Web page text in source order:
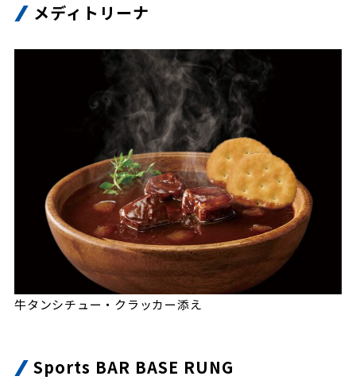
メディトリーナ
牛タンシチュー・クラッカー添え
Sports BAR BASE RUNG